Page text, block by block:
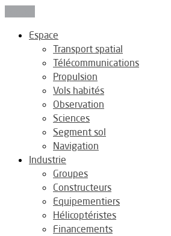
Espace
Transport spatial
Télécommunications
Propulsion
Vols habités
Observation
Sciences
Segment sol
Navigation
Industrie
Groupes
Constructeurs
Equipementiers
Hélicoptéristes
Financements